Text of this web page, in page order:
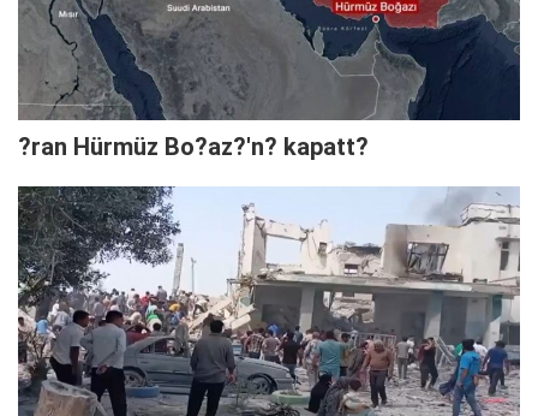
?ran Hürmüz Bo?az?'n? kapatt?